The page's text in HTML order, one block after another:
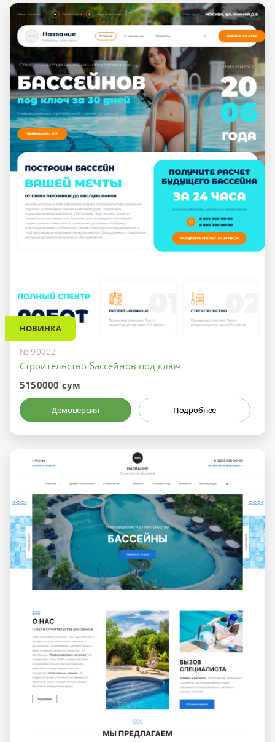
НОВИНКА
№ 90902
Строительство бассейнов под ключ
5150000 сум
Демоверсия Подробнее